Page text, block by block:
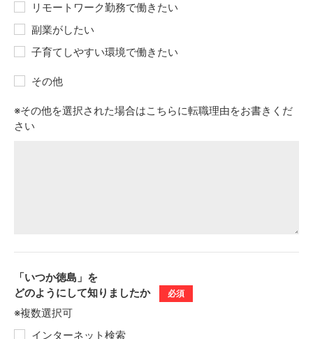
リモートワーク勤務で働きたい
副業がしたい
子育てしやすい環境で働きたい
その他
※その他を選択された場合はこちらに転職理由をお書きくだ
さい
「いつか徳島」を
どのようにして知りましたか 必須
※複数選択可
インターネット検索